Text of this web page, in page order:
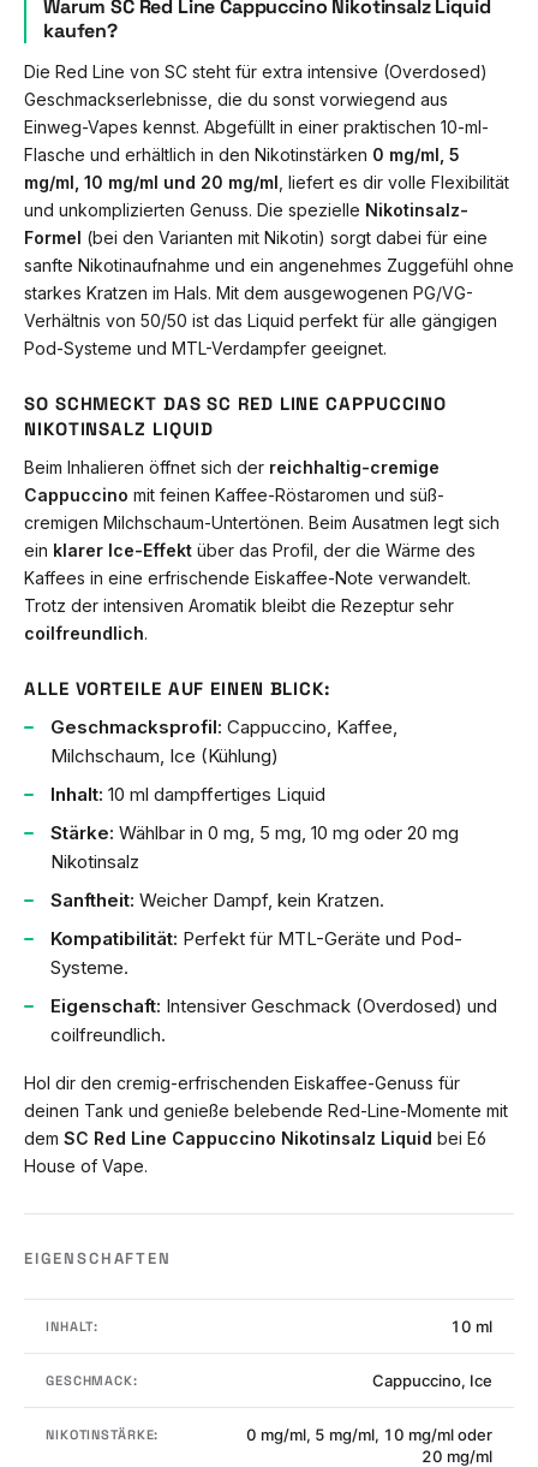
Warum SC Red Line Cappuccino Nikotinsalz Liquid
kaufen?
Die Red Line von SC steht für extra intensive (Overdosed)
Geschmackserlebnisse, die du sonst vorwiegend aus
Einweg-Vapes kennst. Abgefüllt in einer praktischen 10-ml-
Flasche und erhältlich in den Nikotinstärken 0 mg/ml, 5
mg/ml, 10 mg/ml und 20 mg/ml , liefert es dir volle Flexibilität
und unkomplizierten Genuss. Die spezielle Nikotinsalz-
Formel (bei den Varianten mit Nikotin) sorgt dabei für eine
sanfte Nikotinaufnahme und ein angenehmes Zuggefühl ohne
starkes Kratzen im Hals. Mit dem ausgewogenen PG/VG-
Verhältnis von 50/50 ist das Liquid perfekt für alle gängigen
Pod-Systeme und MTL-Verdampfer geeignet.
SO SCHMECKT DAS SC RED LINE CAPPUCCINO
NIKOTINSALZ LIQUID
Beim Inhalieren öffnet sich der reichhaltig-cremige
Cappuccino mit feinen Kaffee-Röstaromen und süß-
cremigen Milchschaum-Untertönen. Beim Ausatmen legt sich
ein klarer Ice-Effekt über das Profil, der die Wärme des
Kaffees in eine erfrischende Eiskaffee-Note verwandelt.
Trotz der intensiven Aromatik bleibt die Rezeptur sehr
coilfreundlich.
ALLE VORTEILE AUF EINEN BLICK:
Geschmacksprofil: Cappuccino, Kaffee,
Milchschaum, Ice (Kühlung)
Inhalt: 10 ml dampffertiges Liquid
Stärke: Wählbar in 0 mg, 5 mg, 10 mg oder 20 mg
Nikotinsalz
Sanftheit: Weicher Dampf, kein Kratzen.
Kompatibilität: Perfekt für MTL-Geräte und Pod-
Systeme.
Eigenschaft: Intensiver Geschmack (Overdosed) und
coilfreundlich.
Hol dir den cremig-erfrischenden Eiskaffee-Genuss für
deinen Tank und genieße belebende Red-Line-Momente mit
dem SC Red Line Cappuccino Nikotinsalz Liquid bei E6
House of Vape.
EIGENSCHAFTEN
INHALT: 10 ml
GESCHMACK: Cappuccino, Ice
NIKOTINSTÄRKE:
0 mg/ml, 5 mg/ml, 10 mg/ml oder
20 mg/ml